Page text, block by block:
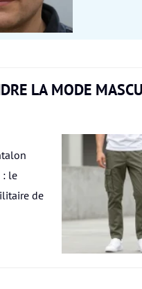
LA MODE
: le
de